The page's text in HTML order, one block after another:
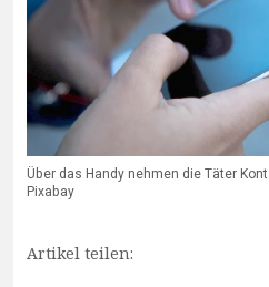
Über das Handy nehmen die Täter
Pixabay
Artikel teilen: